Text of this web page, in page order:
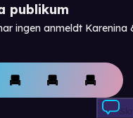
publikum
ingen anmeldt Karenina